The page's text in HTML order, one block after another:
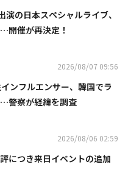
演の日本スペシャルライブ、
開催が再決定！
2026/08/07 09:56
ンフルエンサー、韓国でラ
警察が経緯を調査
2026/08/06 02:59
につき来日イベントの追加